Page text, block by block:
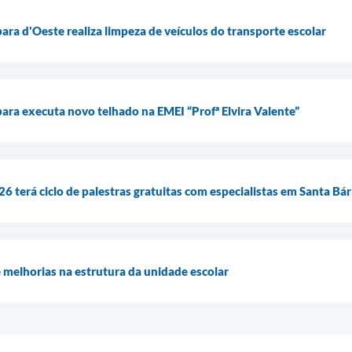
d'Oeste realiza limpeza de veículos do transporte escolar
executa novo telhado na EMEI “Profª Elvira Valente”
terá ciclo de palestras gratuitas com especialistas em Santa
na estrutura da unidade escolar